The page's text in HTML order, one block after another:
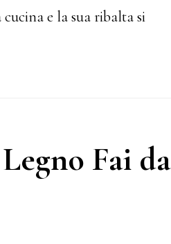
e la sua ribalta si
Fai da